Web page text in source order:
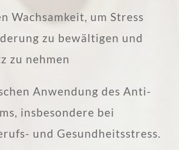
Wachsamkeit, um Stress
zu bewältigen und
zu nehmen
Anwendung des Anti-
insbesondere bei
und Gesundheitsstress.